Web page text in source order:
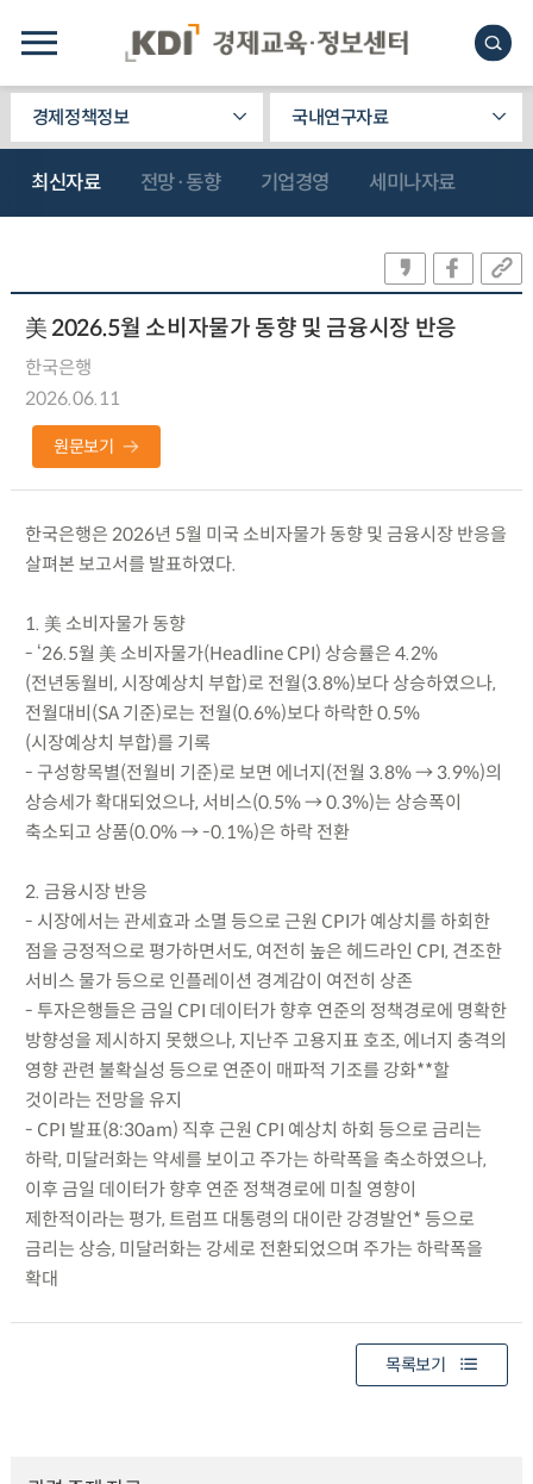
경제정책정보 국내연구자료
최신자료 전망·동향 기업경영 세미나자료
美 2026.5월 소비자물가 동향 및 금융시장 반응
한국은행
2026.06.11
원문보기
한국은행은 2026년 5월 미국 소비자물가 동향 및 금융시장 반응을
살펴본 보고서를 발표하였다.
1. 美 소비자물가 동향
- ‘26.5월 美 소비자물가(Headline CPI) 상승률은 4.2%
(전년동월비, 시장예상치 부합)로 전월(3.8%)보다 상승하였으나,
전월대비(SA 기준)로는 전월(0.6%)보다 하락한 0.5%
(시장예상치 부합)를 기록
- 구성항목별(전월비 기준)로 보면 에너지(전월 3.8% → 3.9%)의
상승세가 확대되었으나, 서비스(0.5% → 0.3%)는 상승폭이
축소되고 상품(0.0% → -0.1%)은 하락 전환
2. 금융시장 반응
- 시장에서는 관세효과 소멸 등으로 근원 CPI가 예상치를 하회한
점을 긍정적으로 평가하면서도, 여전히 높은 헤드라인 CPI, 견조한
서비스 물가 등으로 인플레이션 경계감이 여전히 상존
- 투자은행들은 금일 CPI 데이터가 향후 연준의 정책경로에 명확한
방향성을 제시하지 못했으나, 지난주 고용지표 호조, 에너지 충격의
영향 관련 불확실성 등으로 연준이 매파적 기조를 강화**할
것이라는 전망을 유지
- CPI 발표(8:30am) 직후 근원 CPI 예상치 하회 등으로 금리는
하락, 미달러화는 약세를 보이고 주가는 하락폭을 축소하였으나,
이후 금일 데이터가 향후 연준 정책경로에 미칠 영향이
제한적이라는 평가, 트럼프 대통령의 대이란 강경발언* 등으로
금리는 상승, 미달러화는 강세로 전환되었으며 주가는 하락폭을
확대
목록보기